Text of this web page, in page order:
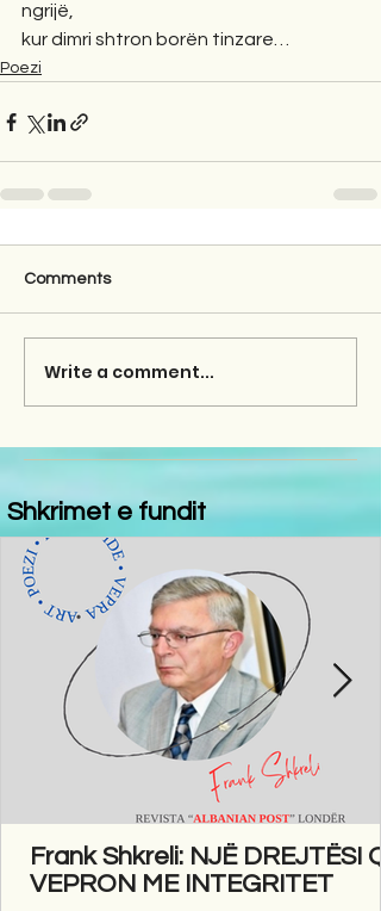
ngrijë,
kur dimri shtron borën tinzare…
Poezi
Comments
Write a comment...
Shkrimet e fundit
Frank Shkreli: NJË DREJTËSI
VEPRON ME INTEGRITET